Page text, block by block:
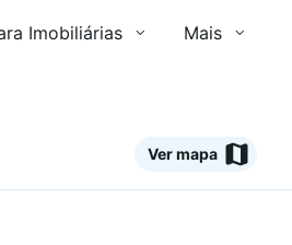
Imobiliárias Mais
Ver mapa